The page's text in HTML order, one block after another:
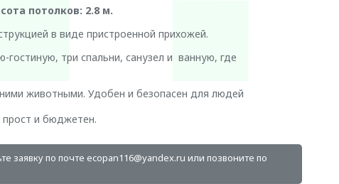
потолков: 2.8 м.
в виде пристроенной прихожей.
три спальни, санузел и ванную, где
животными. Удобен и безопасен для людей
прост и бюджетен.
заявку по почте ecopan116@yandex.ru или позвоните по